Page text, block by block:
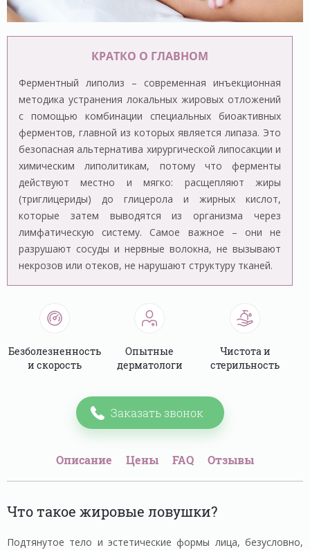
КРАТКО О ГЛАВНОМ
Ферментный липолиз – современная инъекционная
методика устранения локальных жировых отложений
с помощью комбинации специальных биоактивных
ферментов, главной из которых является липаза. Это
безопасная альтернатива хирургической липосакции и
химическим липолитикам, потому что ферменты
действуют местно и мягко: расщепляют жиры
(триглицериды) до глицерола и жирных кислот,
которые затем выводятся из организма через
лимфатическую систему. Самое важное – они не
разрушают сосуды и нервные волокна, не вызывают
некрозов или отеков, не нарушают структуру тканей.
Безболезненность
и скорость
Опытные
дерматологи
Чистота и
стерильность
Заказать звонок
Описание Цены FAQ Отзывы
Что такое жировые ловушки?
Подтянутое тело и эстетические формы лица, безусловно,